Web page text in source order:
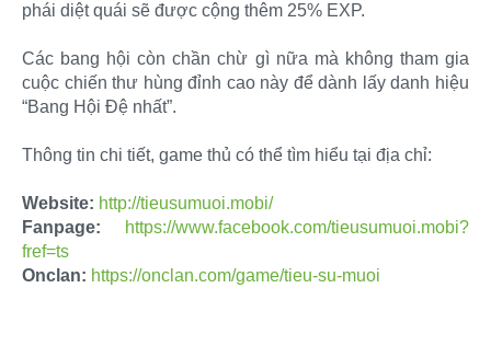
phái diệt quái sẽ được cộng thêm 25% EXP.
Các bang hội còn chần chừ gì nữa mà không tham gia
cuộc chiến thư hùng đỉnh cao này để dành lấy danh hiệu
“Bang Hội Đệ nhất”.
Thông tin chi tiết, game thủ có thể tìm hiểu tại địa chỉ:
Website: http://tieusumuoi.mobi/
Fanpage:
https://www.facebook.com/tieusumuoi.mobi?
fref=ts
Onclan: https://onclan.com/game/tieu-su-muoi